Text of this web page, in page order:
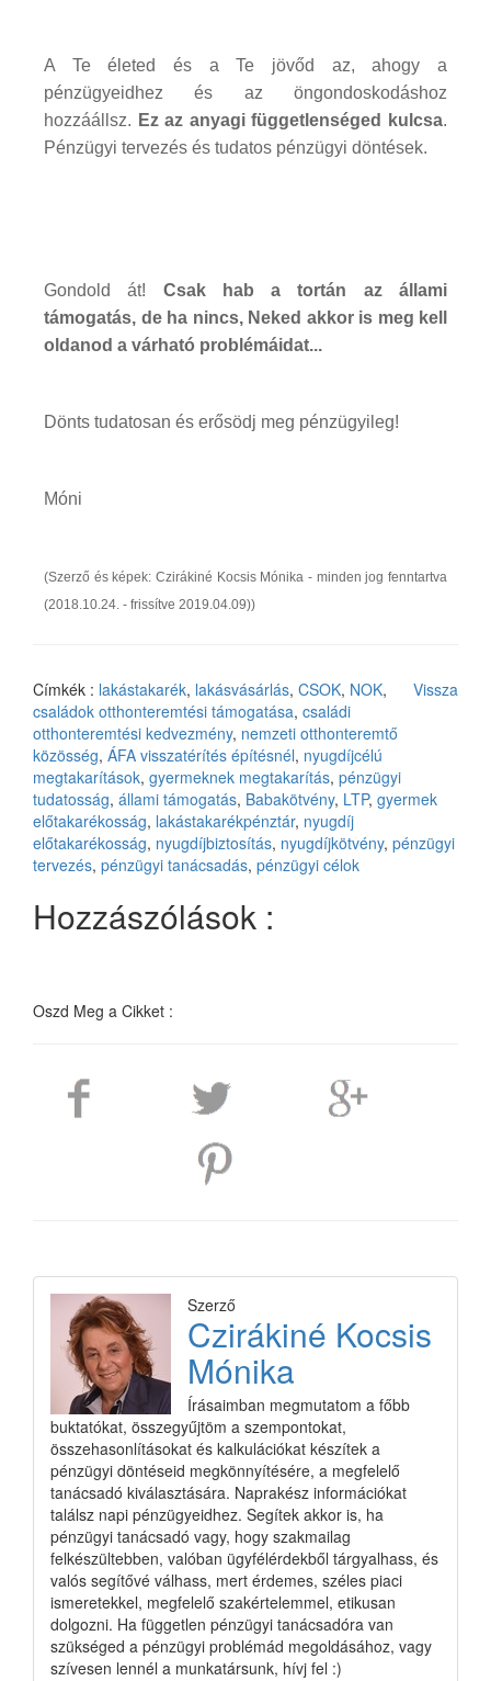
A Te életed és a Te jövőd az, ahogy a
pénzügyeidhez és az öngondoskodáshoz
hozzáállsz. Ez az anyagi függetlenséged kulcsa.
Pénzügyi tervezés és tudatos pénzügyi döntések.
Gondold át! Csak hab a tortán az állami
támogatás, de ha nincs, Neked akkor is meg kell
oldanod a várható problémáidat...
Dönts tudatosan és erősödj meg pénzügyileg!
Móni
(Szerző és képek: Czirákiné Kocsis Mónika - minden jog fenntartva
(2018.10.24. - frissítve 2019.04.09))
Vissza
Címkék : lakástakarék, lakásvásárlás, CSOK, NOK,
családok otthonteremtési támogatása, családi
otthonteremtési kedvezmény, nemzeti otthonteremtő
közösség, ÁFA visszatérítés építésnél, nyugdíjcélú
megtakarítások, gyermeknek megtakarítás, pénzügyi
tudatosság, állami támogatás, Babakötvény, LTP, gyermek
előtakarékosság, lakástakarékpénztár, nyugdíj
előtakarékosság, nyugdíjbiztosítás, nyugdíjkötvény, pénzügyi
tervezés, pénzügyi tanácsadás, pénzügyi célok
Hozzászólások :
Oszd Meg a Cikket :
Szerző
Czirákiné Kocsis
Mónika
Írásaimban megmutatom a főbb
buktatókat, összegyűjtöm a szempontokat,
összehasonlításokat és kalkulációkat készítek a
pénzügyi döntéseid megkönnyítésére, a megfelelő
tanácsadó kiválasztására. Naprakész információkat
találsz napi pénzügyeidhez. Segítek akkor is, ha
pénzügyi tanácsadó vagy, hogy szakmailag
felkészültebben, valóban ügyfélérdekből tárgyalhass, és
valós segítővé válhass, mert érdemes, széles piaci
ismeretekkel, megfelelő szakértelemmel, etikusan
dolgozni. Ha független pénzügyi tanácsadóra van
szükséged a pénzügyi problémád megoldásához, vagy
szívesen lennél a munkatársunk, hívj fel :)